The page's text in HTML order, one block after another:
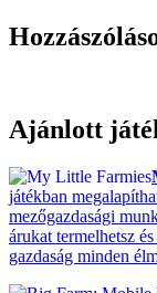
Ajánlott
játékban
mezőgazdasági
árukat termelhetsz
gazdaság minden